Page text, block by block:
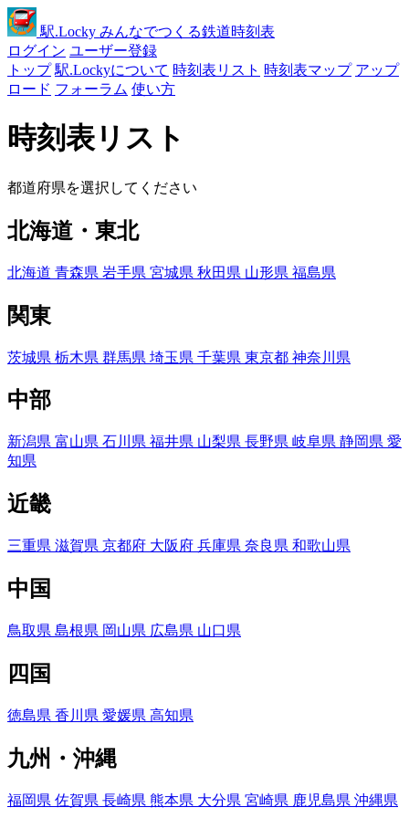
駅.Locky みんなでつくる鉄道時刻表
ログイン ユーザー登録
トップ 駅.Lockyについて 時刻表リスト 時刻表マップ アップ
ロード フォーラム 使い方
時刻表リスト
都道府県を選択してください
北海道・東北
北海道 青森県 岩手県 宮城県 秋田県 山形県 福島県
関東
茨城県 栃木県 群馬県 埼玉県 千葉県 東京都 神奈川県
中部
新潟県 富山県 石川県 福井県 山梨県 長野県 岐阜県 静岡県 愛
知県
近畿
三重県 滋賀県 京都府 大阪府 兵庫県 奈良県 和歌山県
中国
鳥取県 島根県 岡山県 広島県 山口県
四国
徳島県 香川県 愛媛県 高知県
九州・沖縄
福岡県 佐賀県 長崎県 熊本県 大分県 宮崎県 鹿児島県 沖縄県